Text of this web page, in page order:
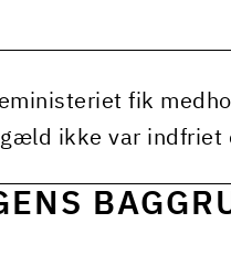
fik
ikke var indfriet